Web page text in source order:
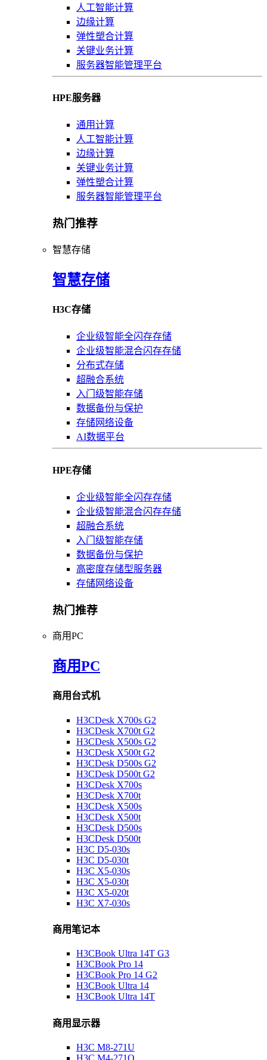
人工智能计算
边缘计算
弹性塑合计算
关键业务计算
服务器智能管理平台
HPE服务器
通用计算
人工智能计算
边缘计算
关键业务计算
弹性塑合计算
服务器智能管理平台
热门推荐
智慧存储
智慧存储
H3C存储
企业级智能全闪存存储
企业级智能混合闪存存储
分布式存储
超融合系统
入门级智能存储
数据备份与保护
存储网络设备
AI数据平台
HPE存储
企业级智能全闪存存储
企业级智能混合闪存存储
超融合系统
入门级智能存储
数据备份与保护
高密度存储型服务器
存储网络设备
热门推荐
商用PC
商用PC
商用台式机
H3CDesk X700s G2
H3CDesk X700t G2
H3CDesk X500s G2
H3CDesk X500t G2
H3CDesk D500s G2
H3CDesk D500t G2
H3CDesk X700s
H3CDesk X700t
H3CDesk X500s
H3CDesk X500t
H3CDesk D500s
H3CDesk D500t
H3C D5-030s
H3C D5-030t
H3C X5-030s
H3C X5-030t
H3C X5-020t
H3C X7-030s
商用笔记本
H3CBook Ultra 14T G3
H3CBook Pro 14
H3CBook Pro 14 G2
H3CBook Ultra 14
H3CBook Ultra 14T
商用显示器
H3C M8-271U
H3C M4-271Q